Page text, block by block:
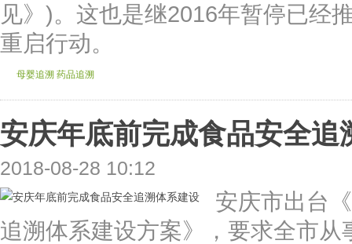
见》)。这也是继2016年暂停已经
重启行动。
母婴追溯 药品追溯
安庆年底前完成食品安全追
2018-08-28 10:12
安庆市出台
追溯体系建设方案》，要求全市